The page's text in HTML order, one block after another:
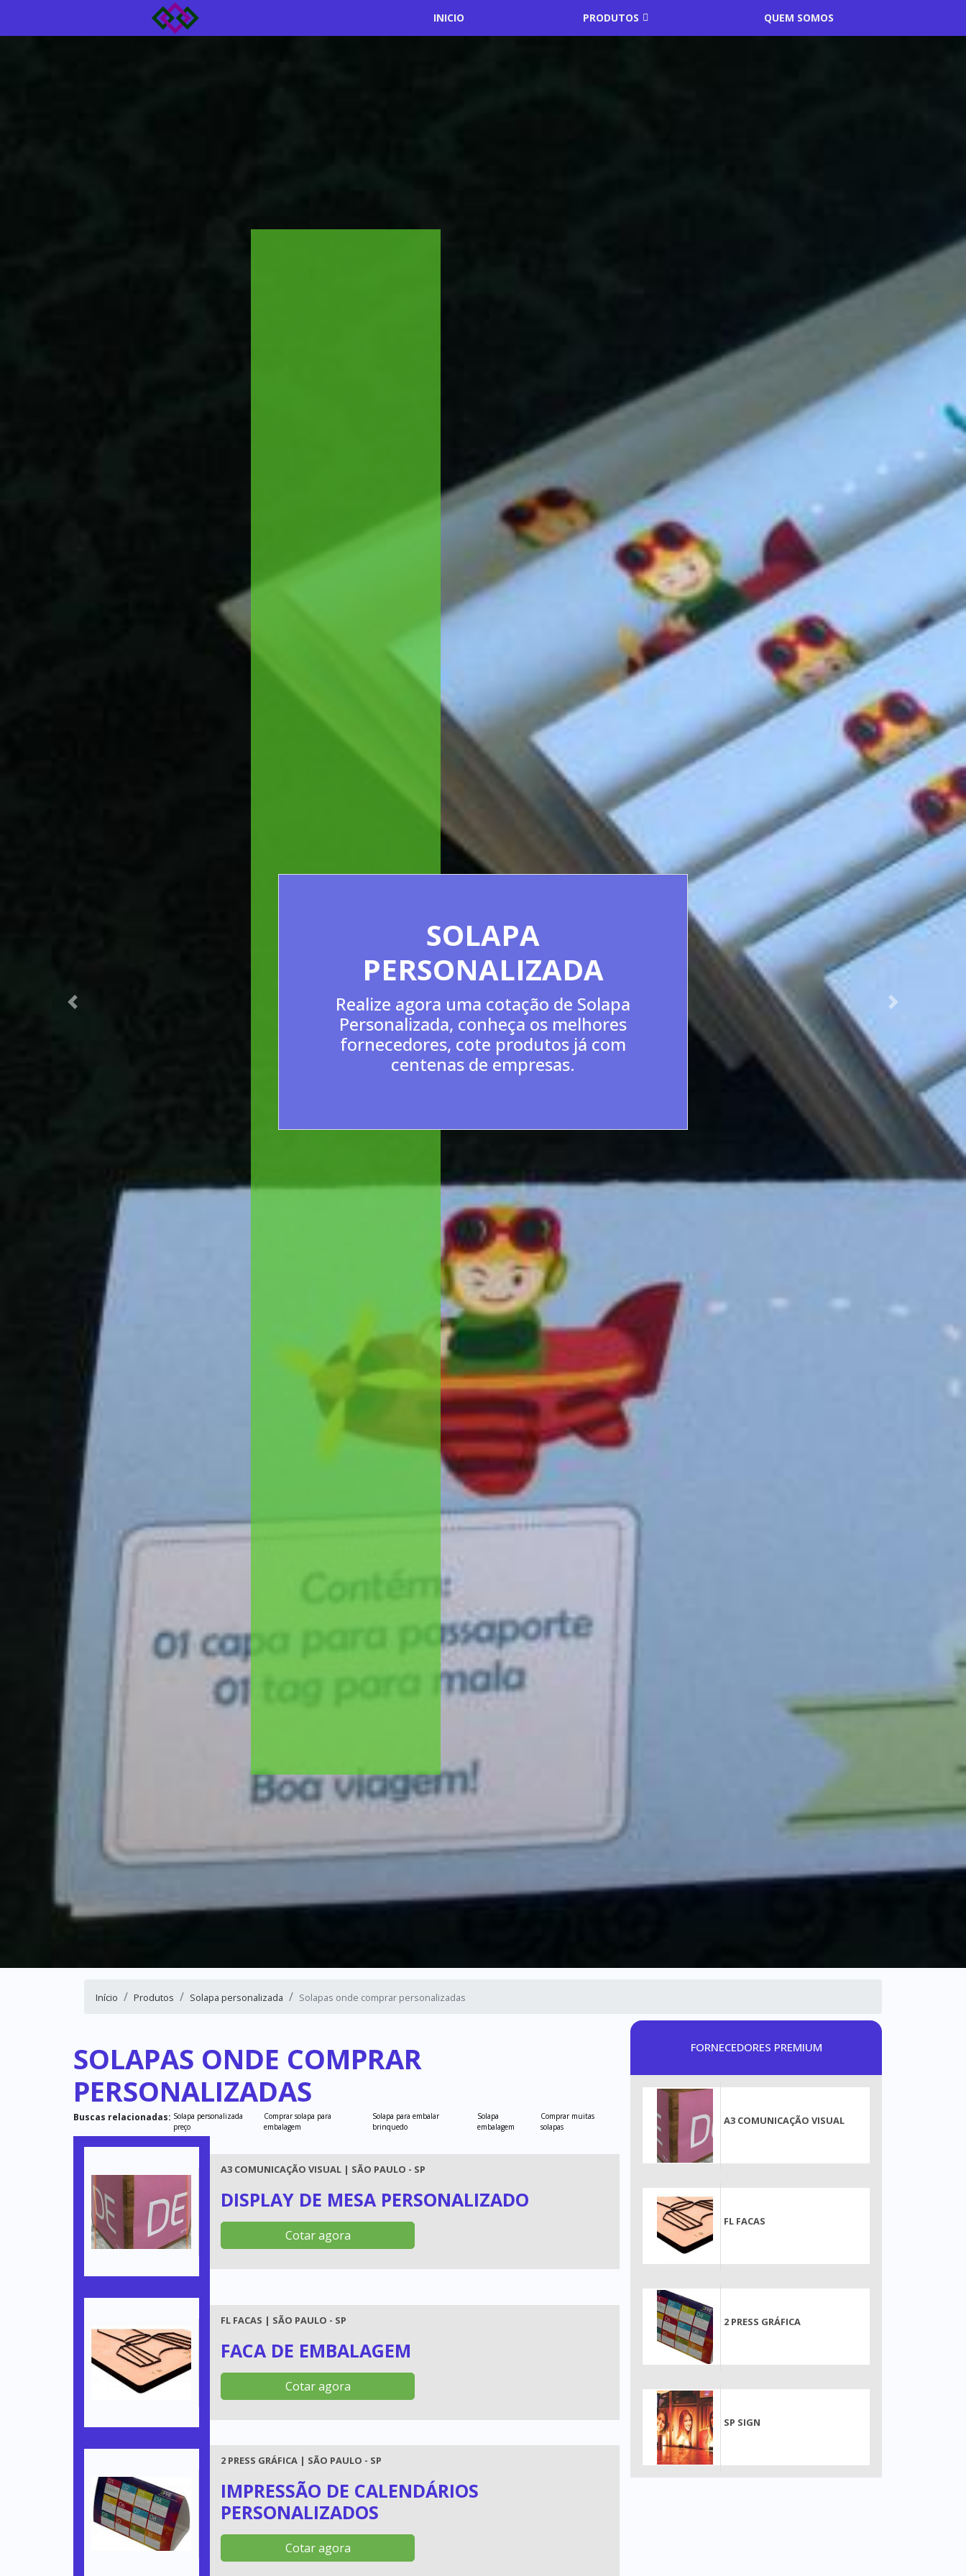
INICIO PRODUTOS QUEM SOMOS
EMBALAGEM BLISTER
Realize uma cotação de Embalagem Blister,
conheça os melhores fornecedores, cote
produtos já com centenas de empresas
Previous Next
Início Produtos Solapa personalizada Solapas onde comprar personalizadas
SOLAPAS ONDE COMPRAR
PERSONALIZADAS
Buscas relacionadas: Solapa personalizada
preço
Comprar solapa para
embalagem
Solapa para embalar
brinquedo
Solapa
embalagem
Comprar muitas
solapas
A3 COMUNICAÇÃO VISUAL | SÃO PAULO - SP
DISPLAY DE MESA PERSONALIZADO
Cotar agora
FL FACAS | SÃO PAULO - SP
FACA DE EMBALAGEM
Cotar agora
2 PRESS GRÁFICA | SÃO PAULO - SP
IMPRESSÃO DE CALENDÁRIOS
PERSONALIZADOS
Cotar agora
FORNECEDORES PREMIUM
A3 COMUNICAÇÃO VISUAL
FL FACAS
2 PRESS GRÁFICA
SP SIGN